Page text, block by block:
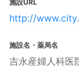
施設URL
http://
施設名・薬局名
吉永産婦人科医